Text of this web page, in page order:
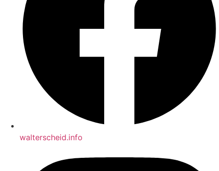
walterscheid.info